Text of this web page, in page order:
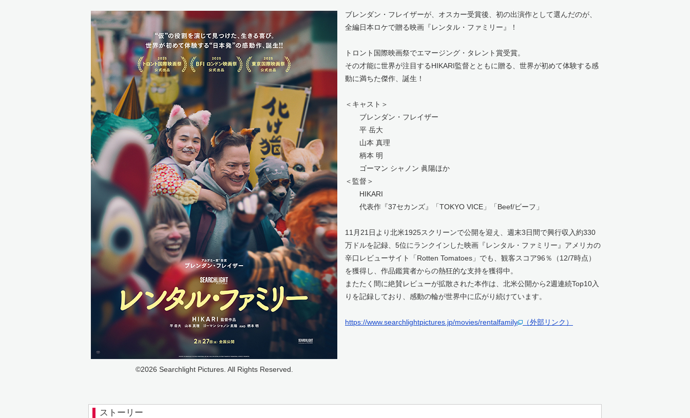
©2026 Searchlight Pictures. All Rights Reserved.
ブレンダン・フレイザーが、オスカー受賞後、初の出演作として選んだのが、
全編日本ロケで贈る映画『レンタル・ファミリー』！
トロント国際映画祭でエマージング・タレント賞受賞。
その才能に世界が注目するHIKARI監督とともに贈る、世界が初めて体験する感
動に満ちた傑作、誕生！
＜キャスト＞
ブレンダン・フレイザー
平 岳大
山本 真理
柄本 明
ゴーマン シャノン 眞陽ほか
＜監督＞
HIKARI
代表作『37セカンズ』「TOKYO VICE」「Beef/ビーフ」
11月21日より北米1925スクリーンで公開を迎え、週末3日間で興行収入約330
万ドルを記録、5位にランクインした映画『レンタル・ファミリー』アメリカの
辛口レビューサイト「Rotten Tomatoes」でも、観客スコア96％（12/7時点）
を獲得し、作品鑑賞者からの熱狂的な支持を獲得中。
またたく間に絶賛レビューが拡散された本作は、北米公開から2週連続Top10入
りを記録しており、感動の輪が世界中に広がり続けています。
https://www.searchlightpictures.jp/movies/rentalfamily （外部リンク）
ストーリー